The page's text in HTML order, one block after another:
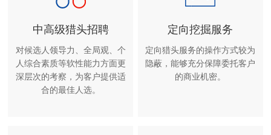
中高级猎头招聘
对候选人领导力、全局观、个
人综合素质等软性能力方面更
深层次的考察，为客户提供适
合的最佳人选。
定向挖掘服务
定向猎头服务的操作方式较为
隐蔽，能够充分保障委托客户
的商业机密。